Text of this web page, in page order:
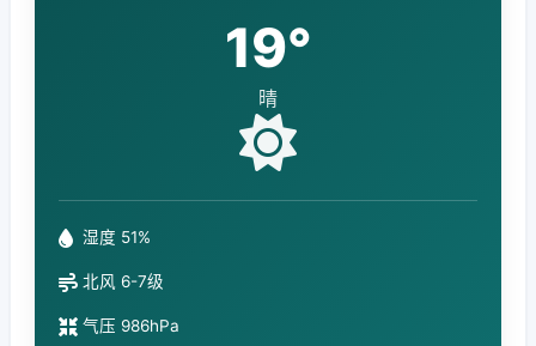
19°
晴
湿度 51%
北风 6-7级
气压 986hPa